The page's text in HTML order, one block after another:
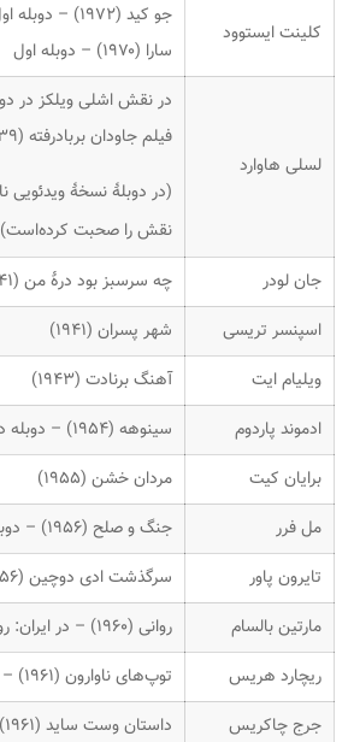
کلینت ایستوود
جو کید (۱۹۷۲) –
سارا (۱۹۷۰) – دوبله اول
لسلی هاوارد
در نقش اشلی ویلکز در
فیلم جاودان بربادرفته (۱۹۳۹)
(در دوبلهٔ نسخهٔ
نقش را صحبت کرده‌است)
جان لودر
چه سرسبز بود درهٔ من (۱۹۴۱)
اسپنسر تریسی
شهر پسران (۱۹۴۱)
ویلیام ایت
آهنگ برنادت (۱۹۴۳)
ادموند پاردوم
سینوهه (۱۹۵۴) – دوبله دوم
برایان کیت
مردان خشن (۱۹۵۵)
مل فرر
جنگ و صلح (۱۹۵۶) – دوبله دوم
تایرون پاور
سرگذشت ادی دوچین (۱۹۵۶)
مارتین بالسام
روانی (۱۹۶۰) – در ایران: روح
ریچارد هریس
توپ‌های ناوارون (۱۹۶۱) – دوبله سوم
جرج چاکریس
داستان وست ساید (۱۹۶۱)